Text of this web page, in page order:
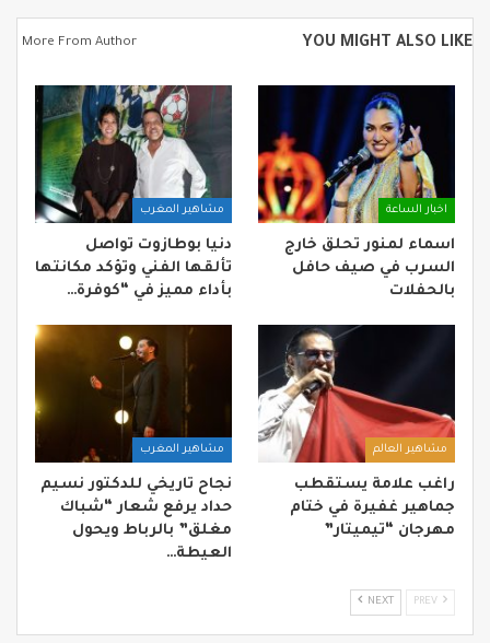
YOU MIGHT ALSO LIKE
More From Author
اخبار الساعة
اسماء لمنور تحلق خارج
السرب في صيف حافل
بالحفلات
مشاهير المغرب
دنيا بوطازوت تواصل
تألقها الفني وتؤكد مكانتها
بأداء مميز في “كوفرة…
مشاهير العالم
راغب علامة يستقطب
جماهير غفيرة في ختام
مهرجان “تيميتار”
مشاهير المغرب
نجاح تاريخي للدكتور نسيم
حداد يرفع شعار “شباك
مغلق” بالرباط ويحول
العيطة…
NEXT